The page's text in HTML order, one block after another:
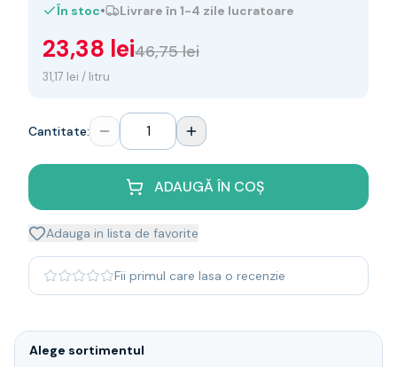
Germania
Noua Zeelanda
Spumante
Single malt
Japanese
Blanded Japanese
Canadian
Rom
Vodka
În stoc• Livrare în 1-4 zile lucratoare
23,38 lei46,75 lei
31,17 lei / litru
Cantitate:
ADAUGĂ ÎN COȘ
Adauga in lista de favorite
Fii primul care lasa o recenzie
Alege sortimentul